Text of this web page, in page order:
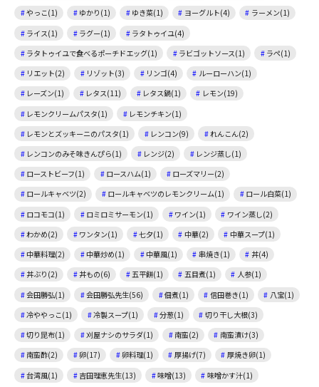
やっこ(1)
ゆかり(1) ゆき菜(1) ヨーグルト(4)
ラーメン(1)
ライス(1)
ラグー(1)
ラタトゥイユ(4)
ラタトゥイユで食べるポーチドエッグ(1)
ラビゴットソース(1)
ラペ(1)
リエット(2)
リゾット(3) リンゴ(4)
ルーローハン(1)
レーズン(1)
レタス(11) レタス鍋(1)
レモン(19)
レモンクリームパスタ(1)
レモンチキン(1)
レモンとズッキーニのパスタ(1)
レンコン(9)
れんこん(2)
レンコンのみそ味きんぴら(1)
レンジ(2)
レンジ蒸し(1)
ローストビーフ(1)
ロースハム(1)
ローズマリー(2)
ロールキャベツ(2)
ロールキャベツのレモンクリーム(1)
ロール白菜(1)
ロコモコ(1)
ロミロミサーモン(1) ワイン(1)
ワイン蒸し(2)
わかめ(2)
ワンタン(1) 七夕(1) 中華(2)
中華スープ(1)
中華料理(2)
中華炒め(1) 中華風(1) 串焼き(1)
丼(4)
丼ぶり(2)
丼もの(6) 五平餅(1) 五目煮(1)
人参(1)
会田勝弘(1)
会田勝弘先生(56) 佃煮(1) 信田巻き(1)
八宝(1)
冷ややっこ(1)
冷製スープ(1) 分葱(1)
切り干し大根(3)
切り昆布(1)
刈屋ナシのサラダ(1) 南蛮(2)
南蛮漬け(3)
南蛮酢(2)
卵(17) 卵料理(1) 厚揚げ(7)
厚焼き卵(1)
台湾風(1)
吉田理恵先生(13) 味噌(13)
味噌かす汁(1)